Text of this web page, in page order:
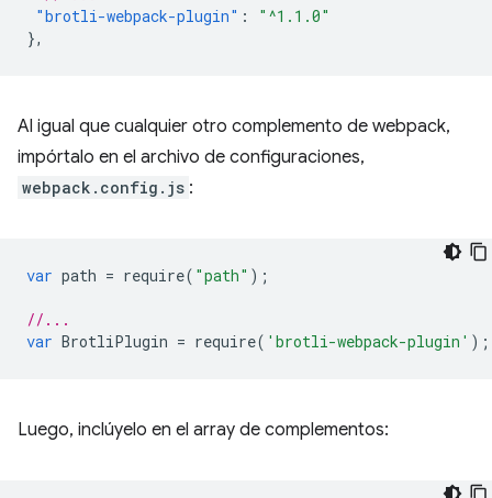
"brotli-webpack-plugin" :
"^1.1.0"
},
Al igual que cualquier otro complemento de webpack,
impórtalo en el archivo de configuraciones,
webpack.config.js :
var path = require( "path" );
//...
var BrotliPlugin = require( 'brotli-webpack-plugin' );
Luego, inclúyelo en el array de complementos: